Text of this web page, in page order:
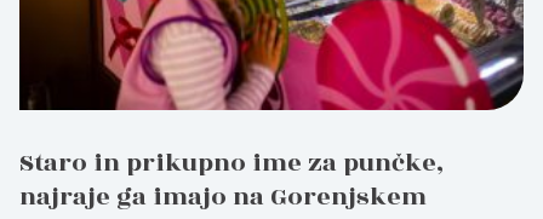
Staro in prikupno ime za punčke,
najraje ga imajo na Gorenjskem